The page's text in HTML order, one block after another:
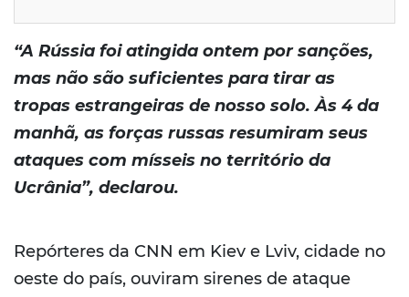
“A Rússia foi atingida ontem por sanções,
mas não são suficientes para tirar as
tropas estrangeiras de nosso solo. Às 4 da
manhã, as forças russas resumiram seus
ataques com mísseis no território da
Ucrânia”, declarou.
Repórteres da CNN em Kiev e Lviv, cidade no
oeste do país, ouviram sirenes de ataque